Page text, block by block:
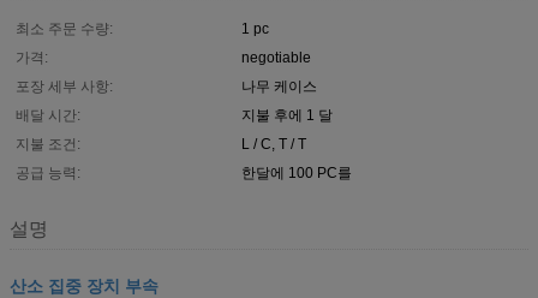
최소 주문 수량:
1 pc
가격:
negotiable
포장 세부 사항:
나무 케이스
배달 시간:
지불 후에 1 달
지불 조건:
L / C, T / T
공급 능력:
한달에 100 PC를
설명
산소 집중 장치 부속